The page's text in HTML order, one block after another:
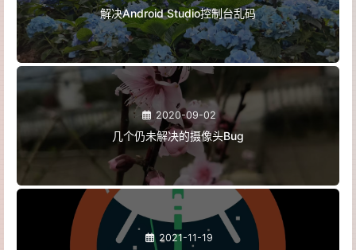
解决Android Studio控制台乱码
2020-09-02
几个仍未解决的摄像头Bug
2021-11-19